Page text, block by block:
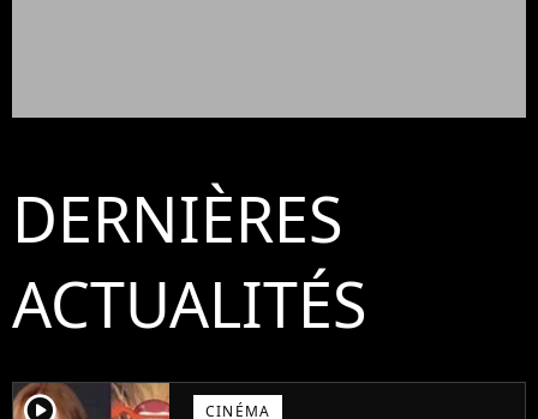
DERNIÈRES
ACTUALITÉS
player2 CINÉMA